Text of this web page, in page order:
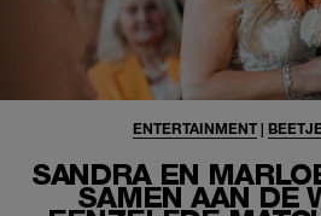
SANDRA EN
SAMEN AAN DE
ENTERTAINMENT|